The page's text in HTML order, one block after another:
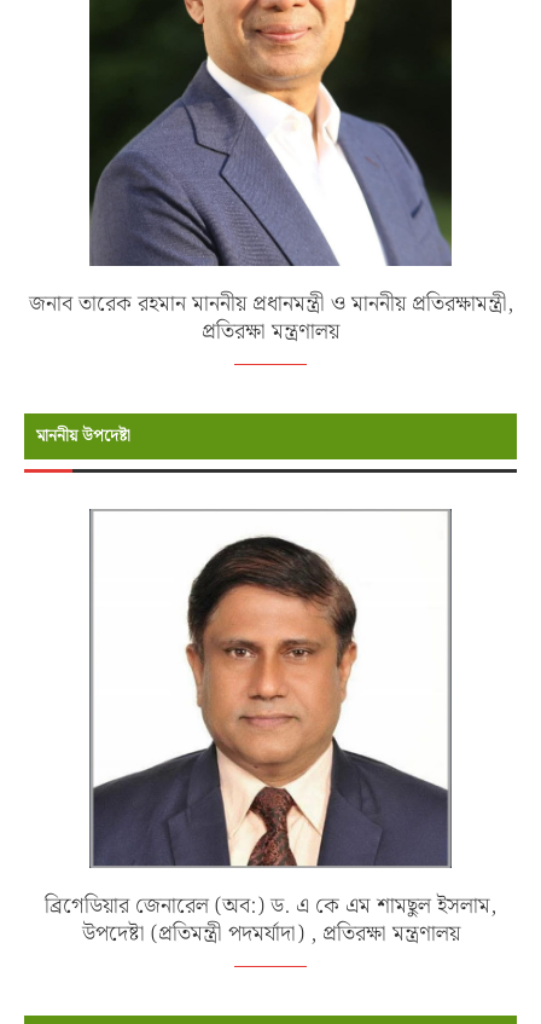
জনাব তারেক রহমান মাননীয় প্রধানমন্ত্রী ও মাননীয় প্রতিরক্ষামন্ত্রী,
প্রতিরক্ষা মন্ত্রণালয়
মাননীয় উপদেষ্টা
ব্রিগেডিয়ার জেনারেল (অব:) ড. এ কে এম শামছুল ইসলাম,
উপদেষ্টা (প্রতিমন্ত্রী পদমর্যাদা) , প্রতিরক্ষা মন্ত্রণালয়